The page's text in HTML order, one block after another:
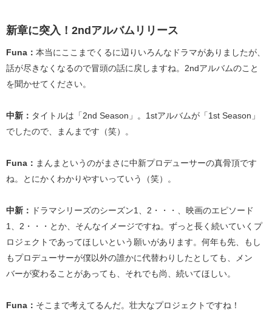
新章に突入！2ndアルバムリリース
Funa： 本当にここまでくるに辺りいろんなドラマがありましたが、
話が尽きなくなるので冒頭の話に戻しますね。2ndアルバムのこと
を聞かせてください。
中新： タイトルは「2nd Season」。1stアルバムが「1st Season」
でしたので、まんまです（笑）。
Funa： まんまというのがまさに中新プロデューサーの真骨頂です
ね。とにかくわかりやすいっていう（笑）。
中新：
ドラマシリーズのシーズン1、2・・・、映画のエピソード
1、2・・・とか、そんなイメージですね。ずっと長く続いていくプ
ロジェクトであってほしいという願いがあります。何年も先、もし
もプロデューサーが僕以外の誰かに代替わりしたとしても、メン
バーが変わることがあっても、それでも尚、続いてほしい。
Funa： そこまで考えてるんだ。壮大なプロジェクトですね！